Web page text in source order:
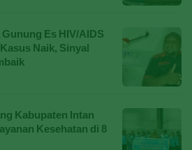
Es HIV/AIDS
Naik, Sinyal
Kabupaten Intan
Kesehatan di 8